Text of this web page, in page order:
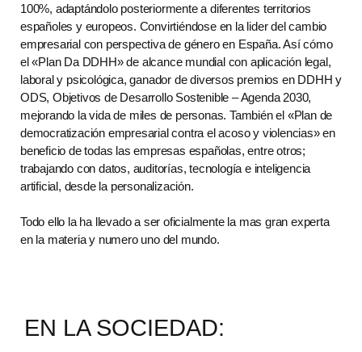
100%, adaptándolo posteriormente a diferentes territorios
españoles y europeos. Convirtiéndose en la lider del cambio
empresarial con perspectiva de género en España. Así cómo
el «Plan Da DDHH» de alcance mundial con aplicación legal,
laboral y psicológica, ganador de diversos premios en DDHH y
ODS, Objetivos de Desarrollo Sostenible – Agenda 2030,
mejorando la vida de miles de personas. También el «Plan de
democratización empresarial contra el acoso y violencias» en
beneficio de todas las empresas españolas, entre otros;
trabajando con datos, auditorías, tecnología e inteligencia
artificial, desde la personalización.
Todo ello la ha llevado a ser oficialmente la mas gran experta
en la materia y numero uno del mundo.
EN LA SOCIEDAD: